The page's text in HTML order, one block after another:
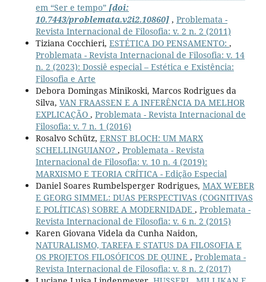
em “Ser e tempo” [doi:
10.7443/problemata.v2i2.10860], Problemata -
Revista Internacional de Filosofia: v. 2 n. 2 (2011)
Tiziana Cocchieri, ESTÉTICA DO PENSAMENTO: ,
Problemata - Revista Internacional de Filosofia: v. 14
n. 2 (2023): Dossiê especial – Estética e Existência:
Filosofia e Arte
Debora Domingas Minikoski, Marcos Rodrigues da
Silva, VAN FRAASSEN E A INFERÊNCIA DA MELHOR
EXPLICAÇÃO , Problemata - Revista Internacional de
Filosofia: v. 7 n. 1 (2016)
Rosalvo Schütz, ERNST BLOCH: UM MARX
SCHELLINGUIANO? , Problemata - Revista
Internacional de Filosofia: v. 10 n. 4 (2019):
MARXISMO E TEORIA CRÍTICA - Edição Especial
Daniel Soares Rumbelsperger Rodrigues, MAX WEBER
E GEORG SIMMEL: DUAS PERSPECTIVAS (COGNITIVAS
E POLÍTICAS) SOBRE A MODERNIDADE , Problemata -
Revista Internacional de Filosofia: v. 6 n. 2 (2015)
Karen Giovana Videla da Cunha Naidon,
NATURALISMO, TAREFA E STATUS DA FILOSOFIA E
OS PROJETOS FILOSÓFICOS DE QUINE , Problemata -
Revista Internacional de Filosofia: v. 8 n. 2 (2017)